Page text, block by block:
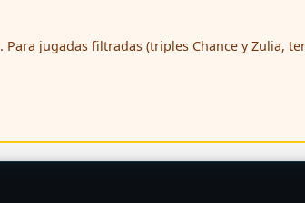
. Para jugadas filtradas (triples Chance y Zulia,